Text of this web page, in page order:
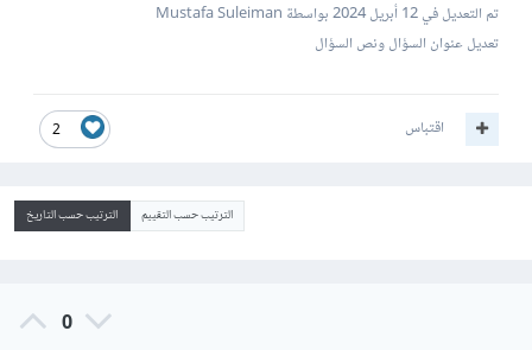
تم التعديل في12 أبريل 2024
بواسطة Mustafa Suleiman
تعديل عنوان السؤال ونص السؤال
2 اقتباس
الترتيب حسب التقييم الترتيب حسب التاريخ
0